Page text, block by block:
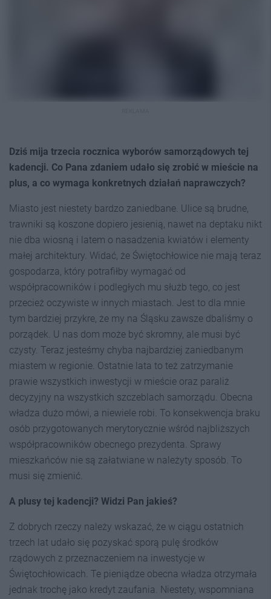
Dziś mija trzecia rocznica wyborów samorządowych tej
kadencji. Co Pana zdaniem udało się zrobić w mieście na
plus, a co wymaga konkretnych działań naprawczych?
Miasto jest niestety bardzo zaniedbane. Ulice są brudne,
trawniki są koszone dopiero jesienią, nawet na deptaku nikt
nie dba wiosną i latem o nasadzenia kwiatów i elementy
małej architektury. Widać, że Świętochłowice nie mają teraz
gospodarza, który potrafiłby wymagać od
współpracowników i podległych mu służb tego, co jest
przecież oczywiste w innych miastach. Jest to dla mnie
tym bardziej przykre, że my na Śląsku zawsze dbaliśmy o
porządek. U nas dom może być skromny, ale musi być
czysty. Teraz jesteśmy chyba najbardziej zaniedbanym
miastem w regionie. Ostatnie lata to też zatrzymanie
prawie wszystkich inwestycji w mieście oraz paraliż
decyzyjny na wszystkich szczeblach samorządu. Obecna
władza dużo mówi, a niewiele robi. To konsekwencja braku
osób przygotowanych merytorycznie wśród najbliższych
współpracowników obecnego prezydenta. Sprawy
mieszkańców nie są załatwiane w należyty sposób. To
musi się zmienić.
A plusy tej kadencji? Widzi Pan jakieś?
Z dobrych rzeczy należy wskazać, że w ciągu ostatnich
trzech lat udało się pozyskać sporą pulę środków
rządowych z przeznaczeniem na inwestycje w
Świętochłowicach. Te pieniądze obecna władza otrzymała
jednak trochę jako kredyt zaufania. Niestety, wspomniana